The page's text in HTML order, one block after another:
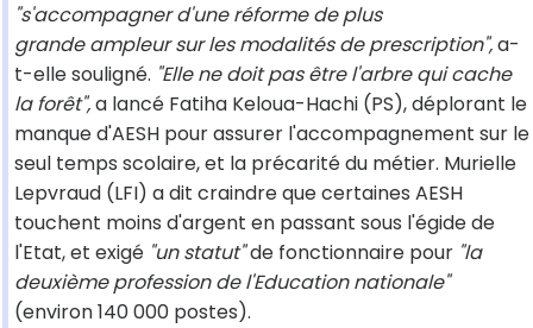
"s'accompagner d'une réforme de plus
grande ampleur sur les modalités de prescription",a-
t-elle souligné. "Elle ne doit pas être l'arbre qui cache
la forêt",a lancé Fatiha Keloua-Hachi (PS), déplorant le
manque d'AESH pour assurer l'accompagnement sur le
seul temps scolaire, et la précarité du métier. Murielle
Lepvraud (LFI) a dit craindre que certaines AESH
touchent moins d'argent en passant sous l'égide de
l'Etat, et exigé "un statut"de fonctionnaire pour "la
deuxième profession de l'Education nationale"
(environ 140 000 postes).